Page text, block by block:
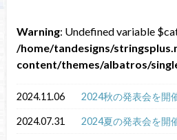
Warning: Undefined variable
/home/tandesigns/
content/themes/albatros/
2024.11.06 2024秋の発表会を開
2024.07.31 2024夏の発表会を開